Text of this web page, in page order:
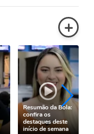
+
Resumão da Bola:
confira os
destaques deste
início de semana